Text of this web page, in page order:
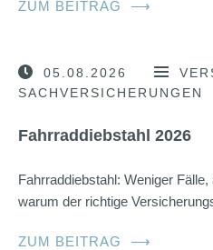
ZUM BEITRAG ⟶
05.08.2026
SACHVERSICHERUNGEN
Fahrraddiebstahl 2026
Fahrraddiebstahl: Weniger
warum der richtige
ZUM BEITRAG ⟶